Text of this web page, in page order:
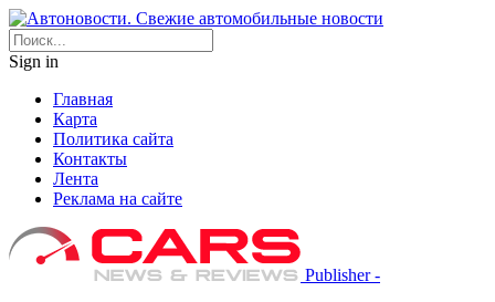
Sign in
Главная
Карта
Политика сайта
Контакты
Лента
Реклама на сайте
Publisher -